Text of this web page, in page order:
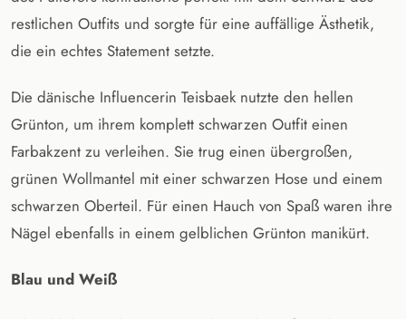
restlichen Outfits und sorgte für eine auffällige Ästhetik,
die ein echtes Statement setzte.
Die dänische Influencerin Teisbaek nutzte den hellen
Grünton, um ihrem komplett schwarzen Outfit einen
Farbakzent zu verleihen. Sie trug einen übergroßen,
grünen Wollmantel mit einer schwarzen Hose und einem
schwarzen Oberteil. Für einen Hauch von Spaß waren ihre
Nägel ebenfalls in einem gelblichen Grünton manikürt.
Blau und Weiß